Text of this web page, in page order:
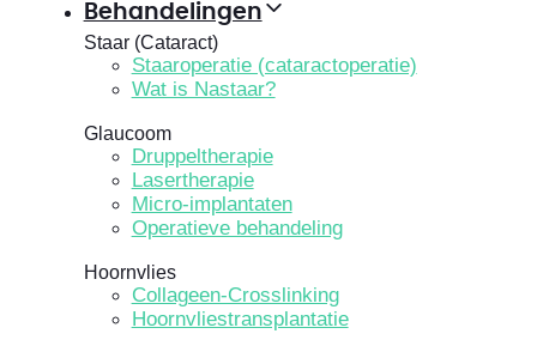
Behandelingen
Staar (Cataract)
Staaroperatie (cataractoperatie)
Wat is Nastaar?
Glaucoom
Druppeltherapie
Lasertherapie
Micro-implantaten
Operatieve behandeling
Hoornvlies
Collageen-Crosslinking
Hoornvliestransplantatie